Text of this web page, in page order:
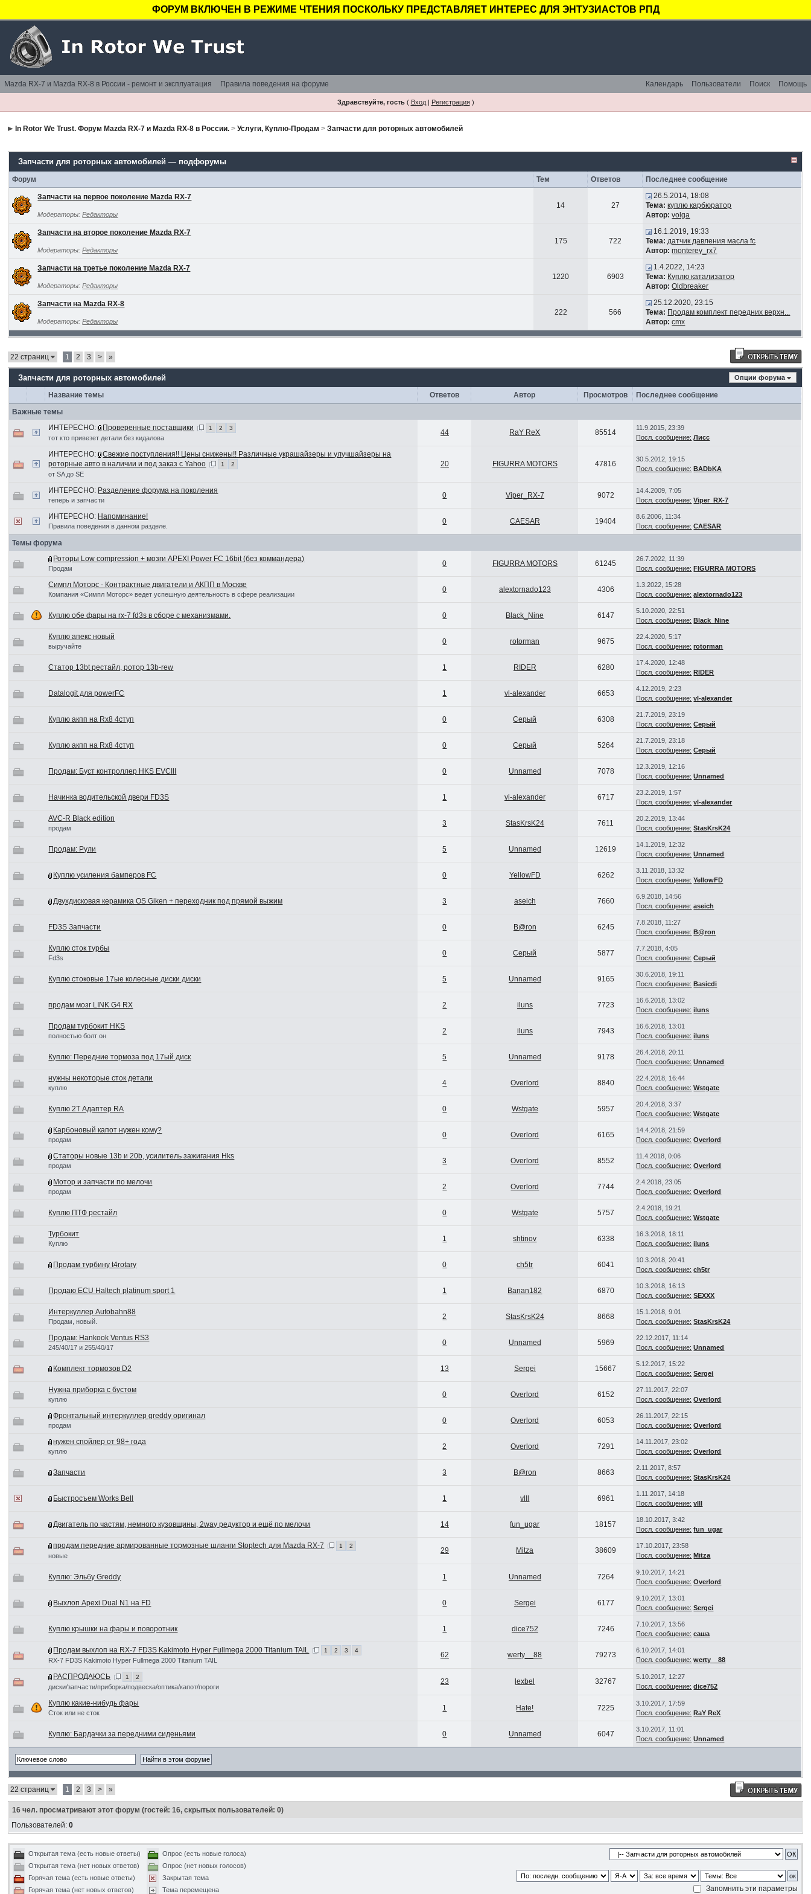
ФОРУМ ВКЛЮЧЕН В РЕЖИМЕ ЧТЕНИЯ ПОСКОЛЬКУ ПРЕДСТАВЛЯЕТ ИНТЕРЕС ДЛЯ ЭНТУЗИАСТОВ РПД
Mazda RX-7 и Mazda RX-8 в России - ремонт и эксплуатация Правила поведения на форуме Помощь
Поиск
Пользователи
Календарь
Здравствуйте, гость( Вход| Регистрация)
In Rotor We Trust. Форум Mazda RX-7 и Mazda RX-8 в России. >Услуги, Куплю-Продам >Запчасти для роторных автомобилей
Запчасти для роторных автомобилей — подфорумы
Форум Тем Ответов Последнее сообщение
Запчасти на первое поколение Mazda RX-7
Модераторы:Редакторы
14 27
26.5.2014, 18:08
Тема: куплю карбюратор
Автор: volga
Запчасти на второе поколение Mazda RX-7
Модераторы:Редакторы
175 722
16.1.2019, 19:33
Тема: датчик давления масла fc
Автор: monterey_rx7
Запчасти на третье поколение Mazda RX-7
Модераторы:Редакторы
1220 6903
1.4.2022, 14:23
Тема: Куплю катализатор
Автор: Oldbreaker
Запчасти на Mazda RX-8
Модераторы:Редакторы
222 566
25.12.2020, 23:15
Тема: Продам комплект передних верхн...
Автор: cmx
22 страниц 1 2 3 > »
Запчасти для роторных автомобилей Опции форума
Название темы Ответов Автор Просмотров
Последнее сообщение
Важные темы
ИНТЕРЕСНО:
Проверенные поставщики 1 2 3
тот кто привезет детали без кидалова
44 RaY ReX 85514
11.9.2015, 23:39
Посл. сообщение: Лисс
ИНТЕРЕСНО: Свежие поступления!! Цены снижены!! Различные украшайзеры и улучшайзеры на
роторные авто в наличии и под заказ с Yahoo
1 2
от SA до SE
20 FIGURRA MOTORS 47816
30.5.2012, 19:15
Посл. сообщение: BADbKA
ИНТЕРЕСНО: Разделение форума на поколения
теперь и запчасти
0 Viper_RX-7 9072
14.4.2009, 7:05
Посл. сообщение: Viper_RX-7
ИНТЕРЕСНО: Напоминание!
Правила поведения в данном разделе.
0 CAESAR 19404
8.6.2006, 11:34
Посл. сообщение: CAESAR
Темы форума
Роторы Low compression + мозги APEXI Power FC 16bit (без коммандера)
Продам
0 FIGURRA MOTORS 61245
26.7.2022, 11:39
Посл. сообщение: FIGURRA MOTORS
Симпл Моторс - Контрактные двигатели и АКПП в Москве
Компания «Симпл Моторс» ведет успешную деятельность в сфере реализации
0 alextornado123 4306
1.3.2022, 15:28
Посл. сообщение: alextornado123
Куплю обе фары на rx-7 fd3s в сборе с механизмами. 0 Black_Nine 6147
5.10.2020, 22:51
Посл. сообщение: Black_Nine
Куплю апекс новый
выручайте
0 rotorman 9675
22.4.2020, 5:17
Посл. сообщение: rotorman
Cтатор 13bt рестайл, ротор 13b-rew 1 RIDER 6280
17.4.2020, 12:48
Посл. сообщение: RIDER
Datalogit для powerFC 1 vl-alexander 6653
4.12.2019, 2:23
Посл. сообщение: vl-alexander
Куплю акпп на Rx8 4ступ 0 Серый 6308
21.7.2019, 23:19
Посл. сообщение: Серый
Куплю акпп на Rx8 4ступ 0 Серый 5264
21.7.2019, 23:18
Посл. сообщение: Серый
Продам: Буст контроллер HKS EVCIII 0 Unnamed 7078
12.3.2019, 12:16
Посл. сообщение: Unnamed
Начинка водительской двери FD3S 1 vl-alexander 6717
23.2.2019, 1:57
Посл. сообщение: vl-alexander
AVC-R Black edition
продам
3 StasKrsK24 7611
20.2.2019, 13:44
Посл. сообщение: StasKrsK24
Продам: Рули 5 Unnamed 12619
14.1.2019, 12:32
Посл. сообщение: Unnamed
Куплю усиления бамперов FC 0 YellowFD 6262
3.11.2018, 13:32
Посл. сообщение: YellowFD
Двухдисковая керамика OS Giken + переходник под прямой выжим 3 aseich 7660
6.9.2018, 14:56
Посл. сообщение: aseich
FD3S Запчасти 0 B@ron 6245
7.8.2018, 11:27
Посл. сообщение: B@ron
Куплю сток турбы
Fd3s
0 Серый 5877
7.7.2018, 4:05
Посл. сообщение: Серый
Куплю стоковые 17ые колесные диски диски 5 Unnamed 9165
30.6.2018, 19:11
Посл. сообщение: Basicdi
продам мозг LINK G4 RX 2 iluns 7723
16.6.2018, 13:02
Посл. сообщение: iluns
Продам турбокит HKS
полностью болт он
2 iluns 7943
16.6.2018, 13:01
Посл. сообщение: iluns
Куплю: Передние тормоза под 17ый диск 5 Unnamed 9178
26.4.2018, 20:11
Посл. сообщение: Unnamed
нужны некоторые сток детали
куплю
4 Overlord 8840
22.4.2018, 16:44
Посл. сообщение: Wstgate
Куплю 2Т Адаптер RA 0 Wstgate 5957
20.4.2018, 3:37
Посл. сообщение: Wstgate
Карбоновый капот нужен кому?
продам
0 Overlord 6165
14.4.2018, 21:59
Посл. сообщение: Overlord
Статоры новые 13b и 20b, усилитель зажигания Hks
продам
3 Overlord 8552
11.4.2018, 0:06
Посл. сообщение: Overlord
Мотор и запчасти по мелочи
продам
2 Overlord 7744
2.4.2018, 23:05
Посл. сообщение: Overlord
Куплю ПТФ рестайл 0 Wstgate 5757
2.4.2018, 19:21
Посл. сообщение: Wstgate
Турбокит
Куплю
1 shtinov 6338
16.3.2018, 18:11
Посл. сообщение: iluns
Продам турбину t4rotary 0 ch5tr 6041
10.3.2018, 20:41
Посл. сообщение: ch5tr
Продаю ECU Haltech platinum sport 1 1 Banan182 6870
10.3.2018, 16:13
Посл. сообщение: SEXXX
Интеркуллер Autobahn88
Продам, новый.
2 StasKrsK24 8668
15.1.2018, 9:01
Посл. сообщение: StasKrsK24
Продам: Hankook Ventus RS3
245/40/17 и 255/40/17
0 Unnamed 5969
22.12.2017, 11:14
Посл. сообщение: Unnamed
Комплект тормозов D2 13 Sergei 15667
5.12.2017, 15:22
Посл. сообщение: Sergei
Нужна приборка с бустом
куплю
0 Overlord 6152
27.11.2017, 22:07
Посл. сообщение: Overlord
Фронтальный интеркуллер greddy оригинал
продам
0 Overlord 6053
26.11.2017, 22:15
Посл. сообщение: Overlord
нужен спойлер от 98+ года
куплю
2 Overlord 7291
14.11.2017, 23:02
Посл. сообщение: Overlord
Запчасти 3 B@ron 8663
2.11.2017, 8:57
Посл. сообщение: StasKrsK24
Быстросъем Works Bell 1 vlll 6961
1.11.2017, 14:18
Посл. сообщение: vlll
Двигатель по частям, немного кузовщины, 2way редуктор и ещё по мелочи 14 fun_ugar 18157
18.10.2017, 3:42
Посл. сообщение: fun_ugar
продам передние армированные тормозные шланги Stoptech для Mazda RX-7 1 2
новые
29 Mitza 38609
17.10.2017, 23:58
Посл. сообщение: Mitza
Куплю: Эльбу Greddy 1 Unnamed 7264
9.10.2017, 14:21
Посл. сообщение: Overlord
Выхлоп Apexi Dual N1 на FD 0 Sergei 6177
9.10.2017, 13:01
Посл. сообщение: Sergei
Куплю крышки на фары и поворотник 1 dice752 7246
7.10.2017, 13:56
Посл. сообщение: caша
Продам выхлоп на RX-7 FD3S Kakimoto Hyper Fullmega 2000 Titanium TAIL 1 2 3 4
RX-7 FD3S Kakimoto Hyper Fullmega 2000 Titanium TAIL
62 werty__88 79273
6.10.2017, 14:01
Посл. сообщение: werty__88
РАСПРОДАЮСЬ 1 2
диски/запчасти/приборка/подвеска/оптика/капот/пороги
23 lexbel 32767
5.10.2017, 12:27
Посл. сообщение: dice752
Куплю какие-нибудь фары
Сток или не сток
1 Hate! 7225
3.10.2017, 17:59
Посл. сообщение: RaY ReX
Куплю: Бардачки за передними сиденьями 0 Unnamed 6047
3.10.2017, 11:01
Посл. сообщение: Unnamed
22 страниц 1 2 3 > »
16 чел. просматривают этот форум (гостей: 16, скрытых пользователей: 0)
Пользователей:0
Открытая тема (есть новые ответы)
Открытая тема (нет новых ответов)
Горячая тема (есть новые ответы)
Горячая тема (нет новых ответов)
Опрос (есть новые голоса)
Опрос (нет новых голосов)
Закрытая тема
Тема перемещена
Запомнить эти параметры